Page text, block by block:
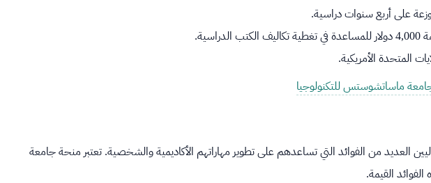
المتحدة الأمريكية.
ماساتشوستس للتكنولوجيا
العديد من الفوائد التي تساعدهم على تطوير مهاراتهم الأكاديمية والشخصية. تعتبر منحة جامعة
القيمة.